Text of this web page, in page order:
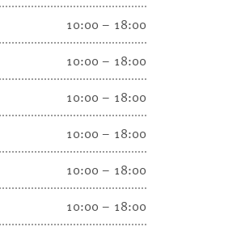
10:00 – 18:00
10:00 – 18:00
10:00 – 18:00
10:00 – 18:00
10:00 – 18:00
10:00 – 18:00